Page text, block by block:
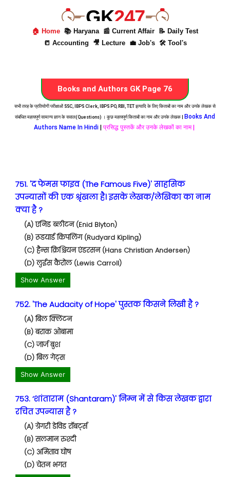
GK247
🏠 Home 📚 Haryana 📰 Current Affair
📝 Daily Test
📒 Accounting
🎥 Lecture 💼 Job's 🛠 Tool's
Books and Authors GK Page 76
सभी तरह के प्रतियोगी परीक्षाओं SSC, IBPS Clerk, IBPS PO, RBI, TET इत्यादि के लिए किताबों का नाम और उनके लेखक से
संबंधित महत्वपूर्ण सामान्य ज्ञान के सवाल(Questions) । कुछ महत्वपूर्ण किताबों का नाम और उनके लेखक |
Books And
Authors Name In Hindi
प्रसिद्ध पुस्तकें और उनके लेखकों का नाम |
751. 'द फेमस फाइव (The Famous Five)' साहसिक
उपन्यासों की एक श्रृंखला है। इसके लेखक/लेखिका का नाम
क्या है ?
(A) एनिड ब्लीटन (Enid Blyton)
(B) रूडयार्ड किपलिंग (Rudyard Kipling)
(C) हैन्स क्रिश्चियन एंडरसन (Hans Christian Andersen)
(D) लुईस कैरोल (Lewis Carroll)
Show Answer
752. 'The Audacity of Hope' पुस्तक किसने लिखी है ?
(A) बिल क्लिंटन
(B) बराक ओबामा
(C) जार्ज बुश
(D) बिल गेट्स
Show Answer
753. ‘शांताराम (Shantaram)' निम्न में से किस लेखक द्वारा
रचित उपन्यास है ?
(A) ग्रेगरी डेविड रॉबर्ट्स
(B) सलमान रुश्दी
(C) अमिताव घोष
(D) चेतन भगत